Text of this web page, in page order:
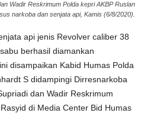
Wadir Reskrimum Polda kepri AKBP Ruslan
narkoba dan senjata api, Kamis (6/8/2020).
api jenis Revolver caliber 38
berhasil diamankan
disampaikan Kabid Humas Polda
S didampingi Dirresnarkoba
dan Wadir Reskrimum
di Media Center Bid Humas